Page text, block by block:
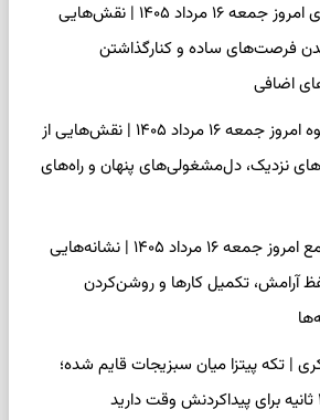
فال چای امروز جمعه ۱۶ مرداد ۱۴۰۵ | نقش‌هایی
فرصت‌های ساده و کنارگذاشتن
اضافی
فال قهوه امروز جمعه ۱۶ مرداد ۱۴۰۵ | نقش‌هایی از
نزدیک، دل‌مشغولی‌های پنهان و راه‌های
فال شمع امروز جمعه ۱۶ مرداد ۱۴۰۵ | نشانه‌هایی
آرامش، تکمیل کارها و روشن‌کردن
| تکه پیتزا میان سبزیجات قایم شده؛